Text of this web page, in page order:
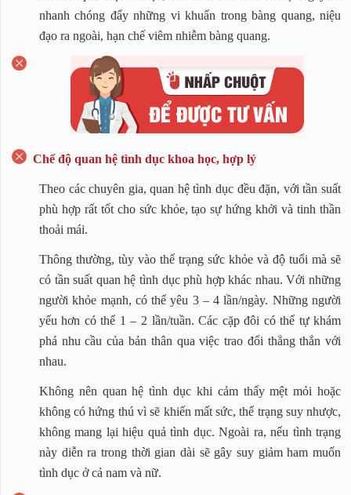
nhanh chóng đẩy những vi khuẩn trong bàng quang, niệu
đạo ra ngoài, hạn chế viêm nhiễm bàng quang.
Chế độ quan hệ tình dục khoa học, hợp lý
Theo các chuyên gia, quan hệ tình dục đều đặn, với tần suất
phù hợp rất tốt cho sức khỏe, tạo sự hứng khởi và tinh thần
thoải mái.
Thông thường, tùy vào thể trạng sức khỏe và độ tuổi mà sẽ
có tần suất quan hệ tình dục phù hợp khác nhau. Với những
người khỏe mạnh, có thể yêu 3 – 4 lần/ngày. Những người
yếu hơn có thể 1 – 2 lần/tuần. Các cặp đôi có thể tự khám
phá nhu cầu của bản thân qua việc trao đổi thẳng thắn với
nhau.
Không nên quan hệ tình dục khi cảm thấy mệt mỏi hoặc
không có hứng thú vì sẽ khiến mất sức, thể trạng suy nhược,
không mang lại hiệu quả tình dục. Ngoài ra, nếu tình trạng
này diễn ra trong thời gian dài sẽ gây suy giảm ham muốn
tình dục ở cả nam và nữ.